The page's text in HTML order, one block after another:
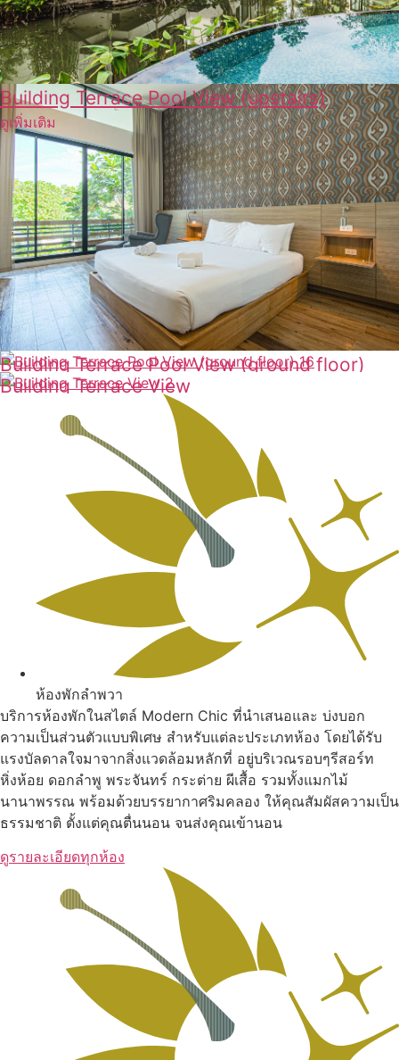
Building Terrace Pool View (upstairs)
ดูเพิ่มเติม
Building Terrace Pool View (ground floor)
ดูเพิ่มเติม
Building Terrace View
ห้องพักลำพวา
บริการห้องพักในสไตล์ Modern Chic ที่นำเสนอและ บ่งบอก
ความเป็นส่วนตัวแบบพิเศษ สำหรับแต่ละประเภทห้อง โดยได้รับ
แรงบัลดาลใจมาจากสิ่งแวดล้อมหลักที่ อยู่บริเวณรอบๆรีสอร์ท
หิ่งห้อย ดอกลำพู พระจันทร์ กระต่าย ผีเสื้อ รวมทั้งแมกไม้
นานาพรรณ พร้อมด้วยบรรยากาศริมคลอง ให้คุณสัมผัสความเป็น
ธรรมชาติ ตั้งแต่คุณตื่นนอน จนส่งคุณเข้านอน
ดูรายละเอียดทุกห้อง